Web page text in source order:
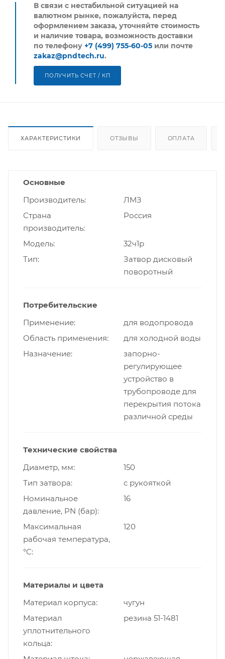
В связи с нестабильной ситуацией на
валютном рынке, пожалуйста, перед
оформлением заказа, уточняйте стоимость
и наличие товара, возможность доставки
по телефону +7 (499) 755-60-05 или почте
zakaz@pndtech.ru.
ПОЛУЧИТЬ СЧЕТ / КП
ХАРАКТЕРИСТИКИ ОТЗЫВЫ ОПЛАТА
Основные
Производитель
ЛМЗ
Страна
производитель
Россия
Модель
32ч1р
Тип
Затвор дисковый
поворотный
Потребительские
Применение
для водопровода
Область применения
для холодной воды
Назначение
запорно-
регулирующее
устройство в
трубопроводе для
перекрытия потока
различной среды
Технические свойства
Диаметр, мм
150
Тип затвора
с рукояткой
Номинальное
давление, PN (бар)
16
Максимальная
рабочая температура,
°С
120
Материалы и цвета
Материал корпуса
чугун
Материал
уплотнительного
кольца
резина 51-1481